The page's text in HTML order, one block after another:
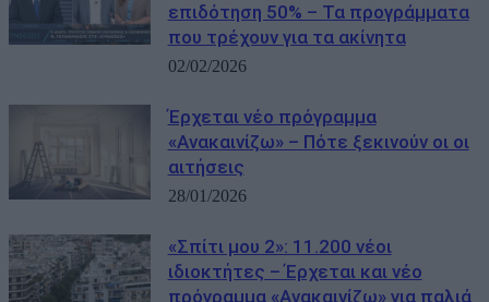
επιδότηση 50% – Τα προγράμματα
που τρέχουν για τα ακίνητα
02/02/2026
Έρχεται νέο πρόγραμμα
«Ανακαινίζω» – Πότε ξεκινούν οι οι
αιτήσεις
28/01/2026
«Σπίτι μου 2»: 11.200 νέοι
ιδιοκτήτες – Έρχεται και νέο
πρόγραμμα «Ανακαινίζω» για παλιά